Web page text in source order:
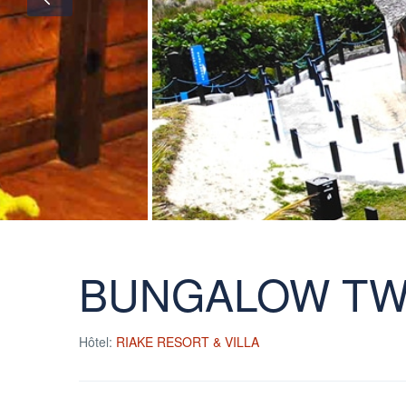
BUNGALOW
Hôtel: RIAKE RESORT & VILLA